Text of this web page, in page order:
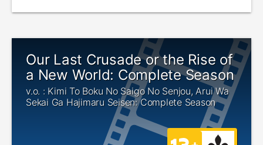
Our Last Crusade or the Rise of
a New World: Complete Season
v.o. : Kimi To Boku No Saigo No Senjou, Arui Wa
Sekai Ga Hajimaru Seisen: Complete Season